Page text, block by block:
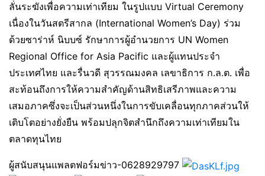
ลั่นระฆังเพื่อความเท่าเทียม ในรูปแบบ Virtual Ceremony
เนื่องในวันสตรีสากล (International Women’s Day) ร่วม
ด้วยซาร่าห์ นิบบซ์ รักษาการผู้อำนวยการ UN Women
Regional Office for Asia Pacific และผู้แทนประจำ
ประเทศไทย และรื่นวดี สุวรรณมงคล เลขาธิการ ก.ล.ต. เพื่อ
สะท้อนถึงการให้ความสำคัญด้านสิทธิเสรีภาพและความ
เสมอภาคซึ่งจะเป็นส่วนหนึ่งในการขับเคลื่อนทุกภาคส่วนให้
เติบโตอย่างยั่งยืน พร้อมปลุกจิตสำนึกถึงความเท่าเทียมใน
ตลาดทุนไทย
ผู้สนับสนุนแพลตฟอร์มข่าว-0628929797